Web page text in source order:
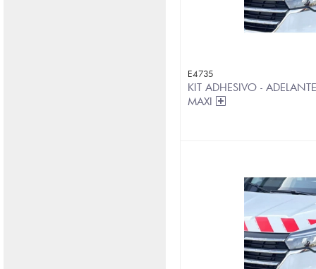
E4735
KIT ADHESIVO -
MAXI